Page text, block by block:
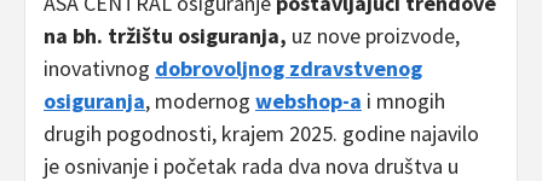
na bh. tržištu osiguranja, uz nove proizvode,
inovativnog dobrovoljnog zdravstvenog
osiguranja, modernog webshop-a i mnogih
drugih pogodnosti, krajem 2025. godine najavilo
je osnivanje i početak rada dva nova društva u